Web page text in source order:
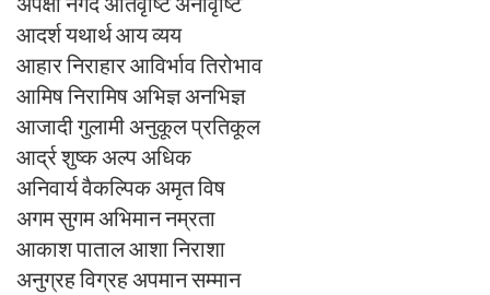
आदर्श यथार्थ आय व्यय
आहार निराहार आविर्भाव तिरोभाव
आमिष निरामिष अभिज्ञ अनभिज्ञ
आजादी गुलामी अनुकूल प्रतिकूल
आर्द्र शुष्क अल्प अधिक
अनिवार्य वैकल्पिक अमृत विष
अगम सुगम अभिमान नम्रता
आकाश पाताल आशा निराशा
अनुग्रह विग्रह अपमान सम्मान